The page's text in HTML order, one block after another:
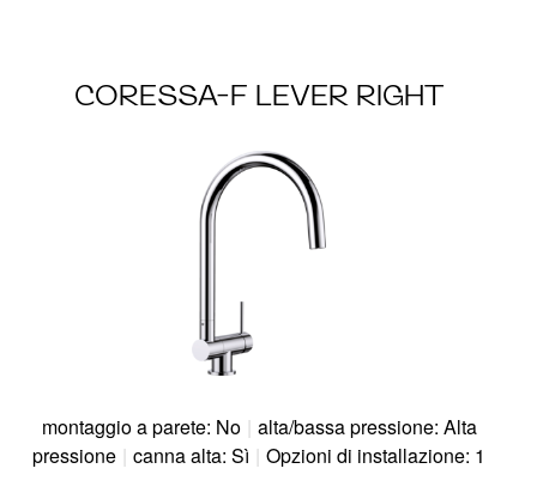
CORESSA-F LEVER RIGHT
montaggio a parete: No | alta/bassa pressione: Alta
pressione | canna alta: Sì | Opzioni di installazione: 1